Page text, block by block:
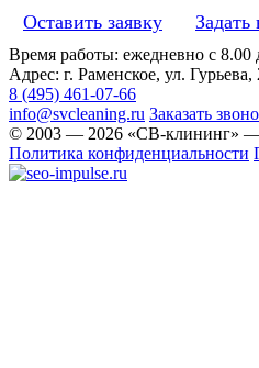
Оставить заявку Задать
Время работы: ежедневно с 8.00
Адрес: г. Раменское, ул. Гурьева,
8 (495) 461-07-66
info@svcleaning.ru Заказать
© 2003 — 2026 «СВ-клининг» —
Политика конфиденциальности